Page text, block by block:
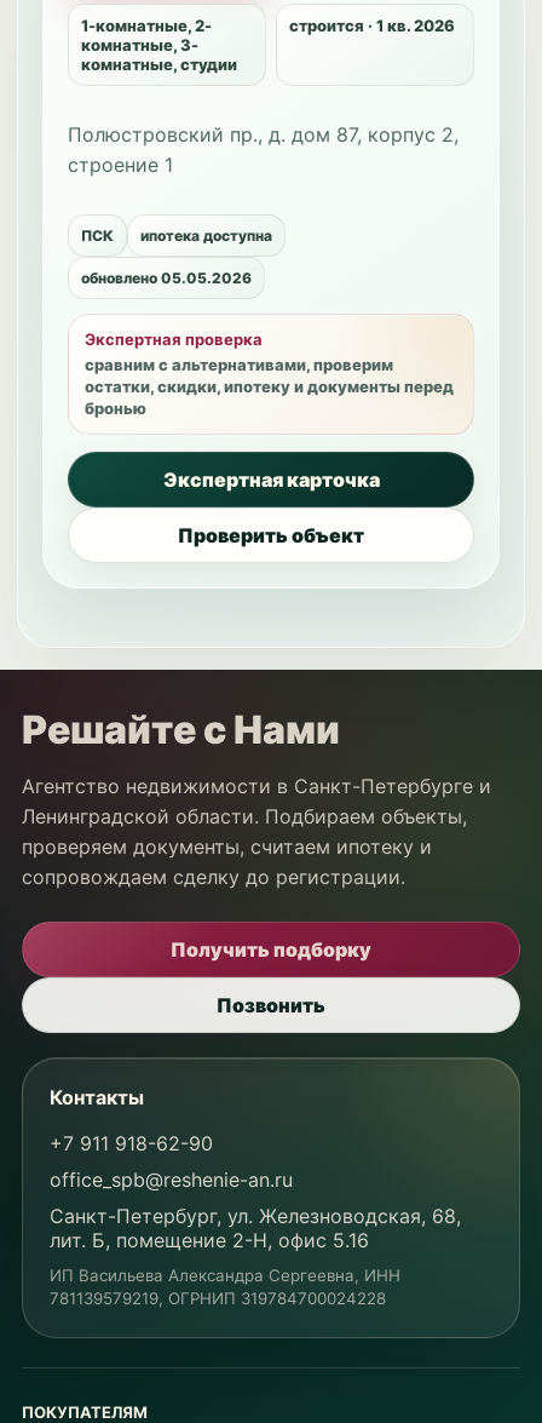
1-комнатные, 2-
комнатные, 3-
комнатные, студии
строится · 1 кв. 2026
Полюстровский пр., д. дом 87, корпус 2,
строение 1
ПСК ипотека доступна
обновлено 05.05.2026
Экспертная проверка
сравним с альтернативами, проверим
остатки, скидки, ипотеку и документы перед
бронью
Экспертная карточка
Проверить объект
Решайте с Нами
Агентство недвижимости в Санкт-Петербурге и
Ленинградской области. Подбираем объекты,
проверяем документы, считаем ипотеку и
сопровождаем сделку до регистрации.
Получить подборку
Позвонить
Контакты
+7 911 918-62-90
office_spb@reshenie-an.ru
Санкт-Петербург, ул. Железноводская, 68,
лит. Б, помещение 2-Н, офис 5.16
ИП Васильева Александра Сергеевна, ИНН
781139579219, ОГРНИП 319784700024228
ПОКУПАТЕЛЯМ